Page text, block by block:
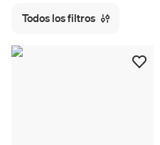
Todos los filtros